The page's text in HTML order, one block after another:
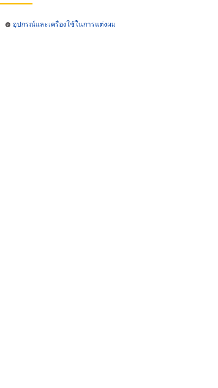
อุปกรณ์และเครื่องใช้ในการแต่งผม